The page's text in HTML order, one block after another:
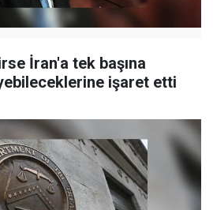
İran'a tek başına
işaret etti